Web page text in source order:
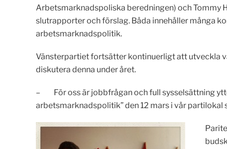
Arbetsmarknadspoliska beredningen) och Tommy
slutrapporter och förslag. Båda innehåller många
arbetsmarknadspolitik.
Vänsterpartiet fortsätter kontinuerligt att utveckla
diskutera denna under året.
– För oss är jobbfrågan och full sysselsättning
arbetsmarknadspolitik” den 12 mars i vår